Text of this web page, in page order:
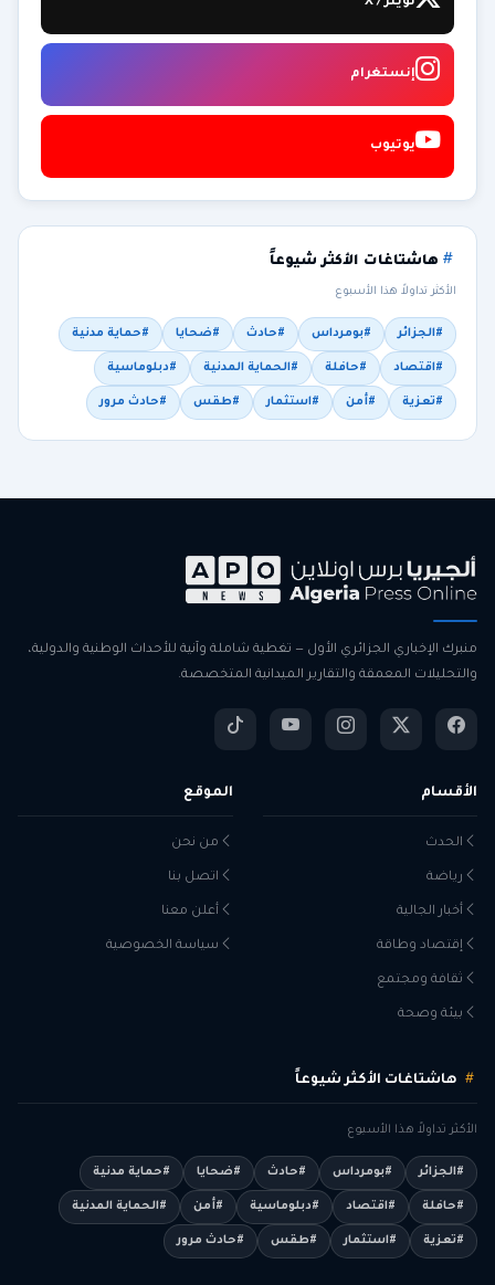
إنستغرام
يوتيوب
هاشتاغات الأكثر شيوعاً
الأكثر تداولاً هذا الأسبوع
#الجزائر #بومرداس #حادث #ضحايا #حماية مدنية
#اقتصاد #حافلة #الحماية المدنية #دبلوماسية
#تعزية #أمن #استثمار #طقس #حادث مرور
منبرك الإخباري الجزائري الأول — تغطية شاملة وآنية للأحداث الوطنية والدولية،
والتحليلات المعمقة والتقارير الميدانية المتخصصة.
الأقسام
الحدث
رياضة
أخبار الجالية
إقتصاد وطاقة
ثقافة ومجتمع
بيئة وصحة
الموقع
من نحن
اتصل بنا
أعلن معنا
سياسة الخصوصية
هاشتاغات الأكثر شيوعاً
الأكثر تداولاً هذا الأسبوع
#الجزائر #بومرداس #حادث #ضحايا #حماية مدنية
#حافلة #اقتصاد #دبلوماسية #أمن #الحماية المدنية
#تعزية #استثمار #طقس #حادث مرور